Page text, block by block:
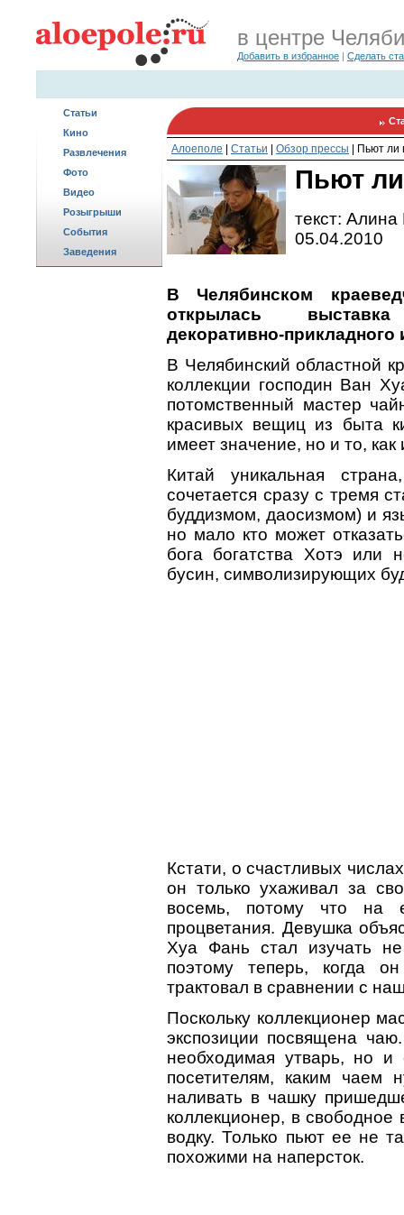
в центре
Добавить в избранное | Сделать
Статьи
Кино
Развлечения
Фото
Видео
Розыгрыши
События
Заведения
Алоеполе Статьи Обзор прессы Пьют ли
Пьют
текст:
05.04.2010
В Челябинском
открылась выставка
декоративно-прикладного
В Челябинский областной
коллекции господин Ван
потомственный мастер
красивых вещиц из быта
имеет значение, но и то, как
Китай уникальная
сочетается сразу с тремя
буддизмом, даосизмом) и
но мало кто может
бога богатства Хотэ или
бусин, символизирующих
Кстати, о счастливых
он только ухаживал за
восемь, потому что на
процветания. Девушка
Хуа Фань стал изучать
поэтому теперь, когда
трактовал в сравнении с
Поскольку коллекционер
экспозиции посвящена
необходимая утварь, но
посетителям, каким чаем
наливать в чашку
коллекционер, в
водку. Только пьют ее не
похожими на наперсток.